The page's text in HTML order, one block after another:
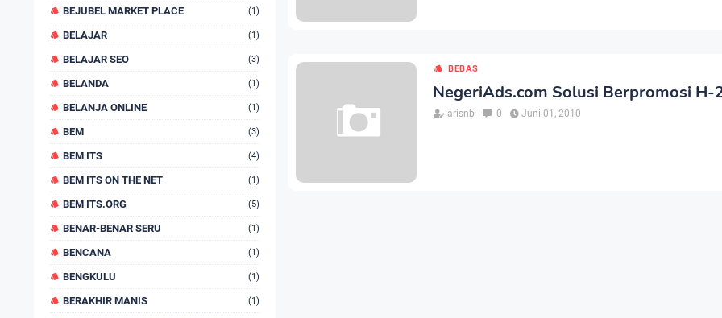
BEJUBEL MARKET PLACE (1)
BELAJAR (1)
BELAJAR SEO (3)
BELANDA (1)
BELANJA ONLINE (1)
BEM (3)
BEM ITS (4)
BEM ITS ON THE NET (1)
BEM ITS.ORG (5)
BENAR-BENAR SERU (1)
BENCANA (1)
BENGKULU (1)
BERAKHIR MANIS (1)
BEBAS
NegeriAds.com Solusi Berpromosi H-
arisnb 0 Juni 01, 2010